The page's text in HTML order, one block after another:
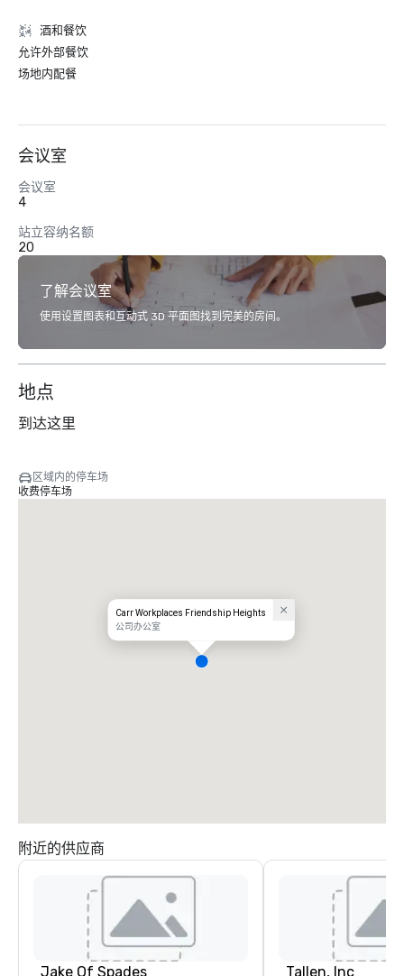
酒和餐饮
允许外部餐饮
场地内配餐
会议室
会议室
4
站立容纳名额
20
了解会议室
使用设置图表和互动式 3D 平面图找到完美的房间。
地点
到达这里
区域内的停车场
收费停车场
Carr Workplaces Friendship Heights
公司办公室
附近的供应商
Jake Of Spades Tallen, Inc